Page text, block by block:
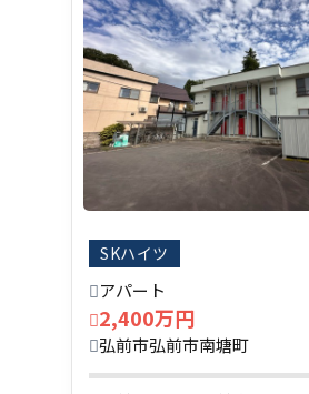
SKハイツ
アパート
2,400万円
弘前市弘前市南塘町